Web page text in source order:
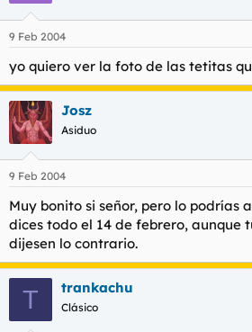
9 Feb 2004
yo quiero ver la foto de las tetitas
Josz
Asiduo
9 Feb 2004
Muy bonito si señor, pero lo podrías
dices todo el 14 de febrero, aunque
dijesen lo contrario.
T trankachu
Clásico